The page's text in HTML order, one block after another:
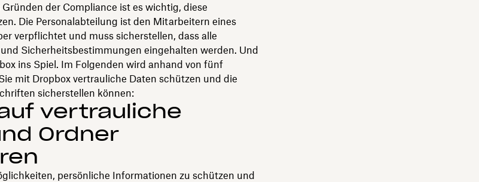
der Compliance ist es wichtig, diese
Die Personalabteilung ist den Mitarbeitern eines
verpflichtet und muss sicherstellen, dass alle
Sicherheitsbestimmungen eingehalten werden. Und
ins Spiel. Im Folgenden wird anhand von fünf
mit Dropbox vertrauliche Daten schützen und die
sicherstellen können:
vertrauliche
Ordner
persönliche Informationen zu schützen und